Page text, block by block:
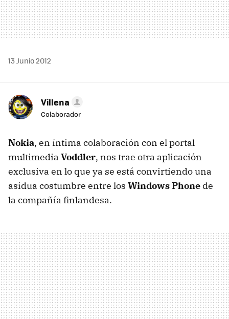
13 Junio 2012
Villena
Colaborador
Nokia, en íntima colaboración con el portal
multimedia Voddler, nos trae otra aplicación
exclusiva en lo que ya se está convirtiendo una
asidua costumbre entre los Windows Phone de
la compañía finlandesa.